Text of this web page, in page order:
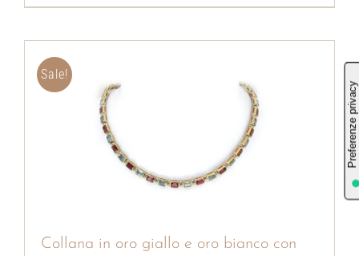
Sale!
Collana in oro giallo e oro bianco con